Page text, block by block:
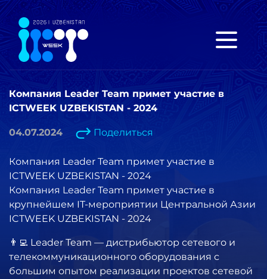
Компания Leader Team примет участие в
ICTWEEK UZBEKISTAN - 2024
04.07.2024 Поделиться
Компания Leader Team примет участие в
ICTWEEK UZBEKISTAN - 2024
Компания Leader Team примет участие в
крупнейшем IT-мероприятии Центральной Азии
ICTWEEK UZBEKISTAN - 2024
👨‍💻 Leader Team — дистрибьютор сетевого и
телекоммуникационного оборудования с
большим опытом реализации проектов сетевой